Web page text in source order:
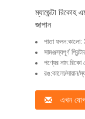
ম্যাজেন্টা রিকোহ
জাপান
পাতা
সামঞ্জস্যপূর্ণ
পণ্যের নাম:রিকো
রঙ:কালো/সায়ান/
এখন